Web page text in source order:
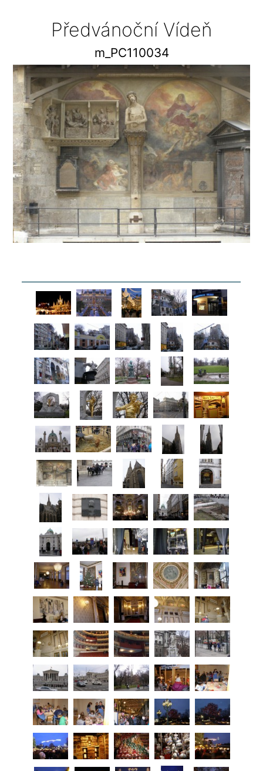
Předvánoční Vídeň
m_PC110034